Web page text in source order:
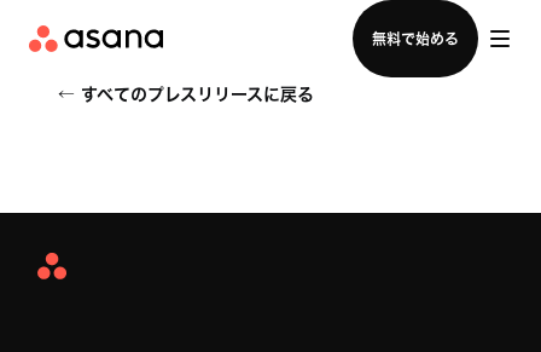
無料で始める
セールスチームに問い合わせる
← すべてのプレスリリースに戻る
Asana